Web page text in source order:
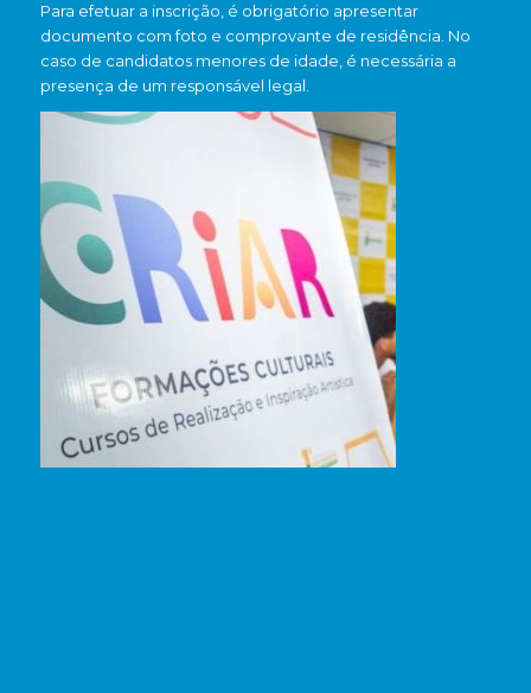
Para efetuar a inscrição, é obrigatório apresentar
documento com foto e comprovante de residência. No
caso de candidatos menores de idade, é necessária a
presença de um responsável legal.